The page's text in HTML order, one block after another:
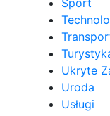
Ukryte
Uroda
Usługi